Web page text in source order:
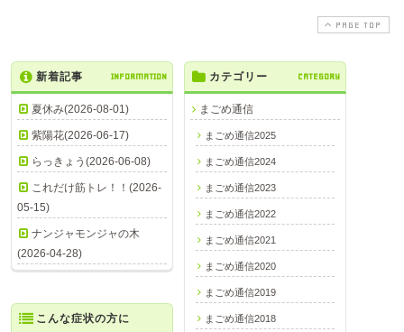
PAGE TOP
新着記事 INFORMATION
夏休み(2026-08-01)
紫陽花(2026-06-17)
らっきょう(2026-06-08)
これだけ筋トレ！！(2026-
05-15)
ナンジャモンジャの木
(2026-04-28)
カテゴリー CATEGORY
まごめ通信
まごめ通信2025
まごめ通信2024
まごめ通信2023
まごめ通信2022
まごめ通信2021
まごめ通信2020
まごめ通信2019
まごめ通信2018
こんな症状の方に